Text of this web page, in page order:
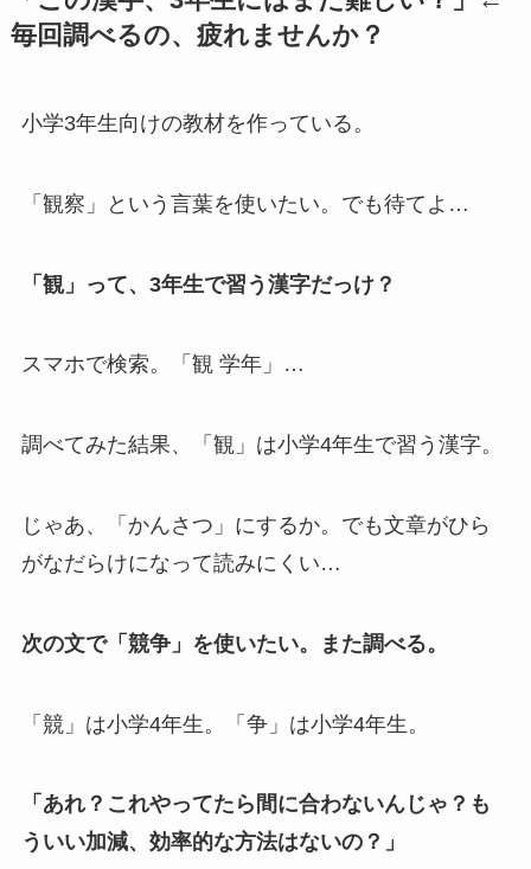
毎回調べるの、疲れませんか？
小学3年生向けの教材を作っている。
「観察」という言葉を使いたい。でも待てよ…
「観」って、3年生で習う漢字だっけ？
スマホで検索。「観 学年」…
調べてみた結果、「観」は小学4年生で習う漢字。
じゃあ、「かんさつ」にするか。でも文章がひら
がなだらけになって読みにくい…
次の文で「競争」を使いたい。また調べる。
「競」は小学4年生。「争」は小学4年生。
「あれ？これやってたら間に合わないんじゃ？も
ういい加減、効率的な方法はないの？」